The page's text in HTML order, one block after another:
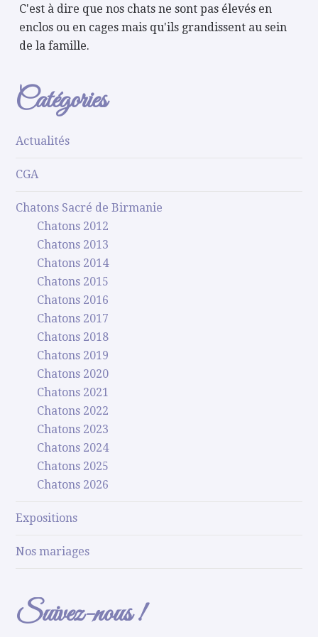
C'est à dire que nos chats ne sont pas élevés en
enclos ou en cages mais qu'ils grandissent au sein
de la famille.
Catégories
Actualités
CGA
Chatons Sacré de Birmanie
Chatons 2012
Chatons 2013
Chatons 2014
Chatons 2015
Chatons 2016
Chatons 2017
Chatons 2018
Chatons 2019
Chatons 2020
Chatons 2021
Chatons 2022
Chatons 2023
Chatons 2024
Chatons 2025
Chatons 2026
Expositions
Nos mariages
Suivez-nous !